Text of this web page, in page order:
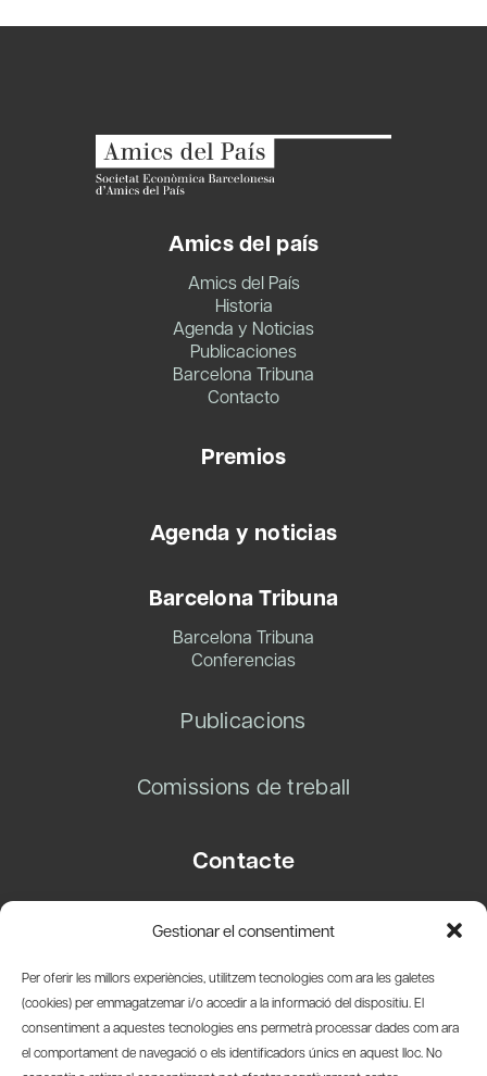
Gestionar el consentiment
Per oferir les millors experiències, utilitzem tecnologies com ara les galetes
(cookies) per emmagatzemar i/o accedir a la informació del dispositiu. El
consentiment a aquestes tecnologies ens permetrà processar dades com ara
el comportament de navegació o els identificadors únics en aquest lloc. No
Amics del país
Amics del País
Historia
Agenda y Noticias
Publicaciones
Barcelona Tribuna
Contacto
Premios
Agenda y noticias
Barcelona Tribuna
Barcelona Tribuna
Conferencias
Publicacions
Comissions de treball
Contacte
08003 Barcelona
info@amicsdelpais.com
Suscripció Newsletter